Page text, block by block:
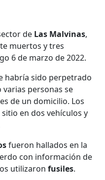
de Las Malvinas,
muertos y tres
6 de marzo de 2022.
habría sido perpetrado
personas se
de un domicilio. Los
en dos vehículos y
fueron hallados en la
con información de
utilizaronfusiles.